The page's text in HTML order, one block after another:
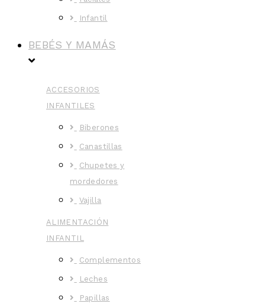
Infantil
BEBÉS Y MAMÁS
ACCESORIOS
INFANTILES
Biberones
Canastillas
Chupetes y
mordedores
Vajilla
ALIMENTACIÓN
INFANTIL
Complementos
Leches
Papillas